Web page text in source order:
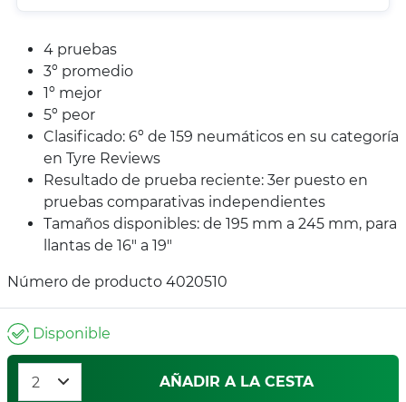
4 pruebas
3º promedio
1º mejor
5º peor
Clasificado: 6º de 159 neumáticos en su categoría
en Tyre Reviews
Resultado de prueba reciente: 3er puesto en
pruebas comparativas independientes
Tamaños disponibles: de 195 mm a 245 mm, para
llantas de 16" a 19"
Número de producto 4020510
Disponible
AÑADIR A LA CESTA